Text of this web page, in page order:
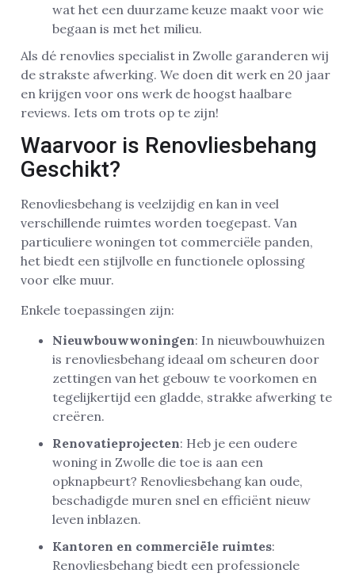
wat het een duurzame keuze maakt voor wie
begaan is met het milieu.
Als dé renovlies specialist in Zwolle garanderen wij
de strakste afwerking. We doen dit werk en 20 jaar
en krijgen voor ons werk de hoogst haalbare
reviews. Iets om trots op te zijn!
Waarvoor is Renovliesbehang
Geschikt?
Renovliesbehang is veelzijdig en kan in veel
verschillende ruimtes worden toegepast. Van
particuliere woningen tot commerciële panden,
het biedt een stijlvolle en functionele oplossing
voor elke muur.
Enkele toepassingen zijn:
Nieuwbouwwoningen: In nieuwbouwhuizen
is renovliesbehang ideaal om scheuren door
zettingen van het gebouw te voorkomen en
tegelijkertijd een gladde, strakke afwerking te
creëren.
Renovatieprojecten: Heb je een oudere
woning in Zwolle die toe is aan een
opknapbeurt? Renovliesbehang kan oude,
beschadigde muren snel en efficiënt nieuw
leven inblazen.
Kantoren en commerciële ruimtes:
Renovliesbehang biedt een professionele